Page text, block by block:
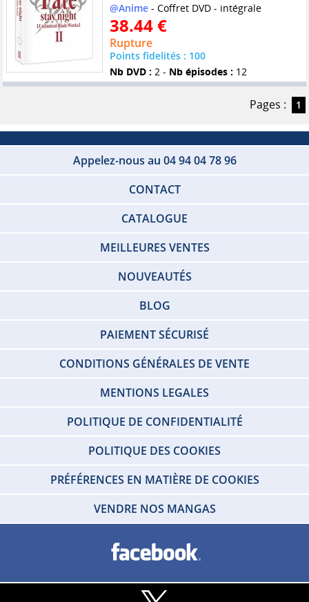
@Anime- Coffret DVD - intégrale
38.44 €
Rupture
Points fidelités : 100
Nb DVD : 2 - Nb épisodes : 12
Pages : 1
Appelez-nous au 04 94 04 78 96
CONTACT
CATALOGUE
MEILLEURES VENTES
NOUVEAUTÉS
BLOG
PAIEMENT SÉCURISÉ
CONDITIONS GÉNÉRALES DE VENTE
MENTIONS LEGALES
POLITIQUE DE CONFIDENTIALITÉ
POLITIQUE DES COOKIES
PRÉFÉRENCES EN MATIÈRE DE COOKIES
VENDRE NOS MANGAS